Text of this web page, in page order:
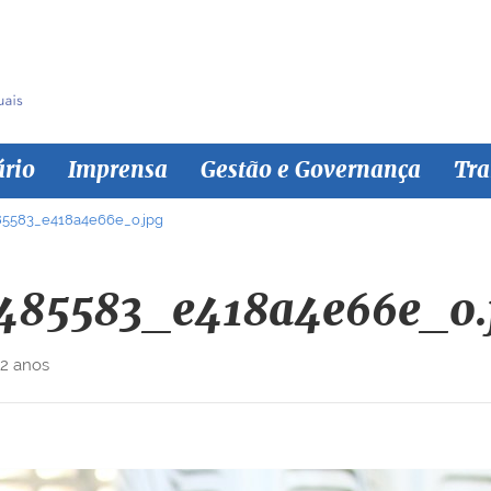
Imprensa Gestão e Governança
anos